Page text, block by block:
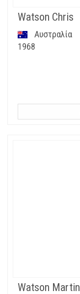
Watson Chris
Αυστραλία
1968
Watson Martin